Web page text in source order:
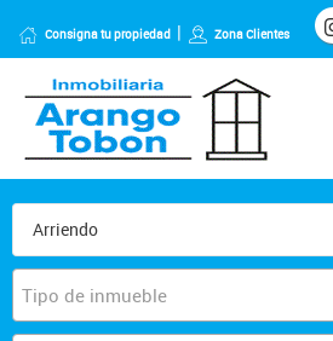
Consigna tu propiedad Zona Clientes
Tipo de inmueble